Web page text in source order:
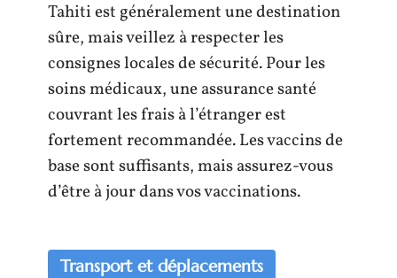
Tahiti est généralement une destination
sûre, mais veillez à respecter les
consignes locales de sécurité. Pour les
soins médicaux, une assurance santé
couvrant les frais à l’étranger est
fortement recommandée. Les vaccins de
base sont suffisants, mais assurez-vous
d’être à jour dans vos vaccinations.
Transport et déplacements